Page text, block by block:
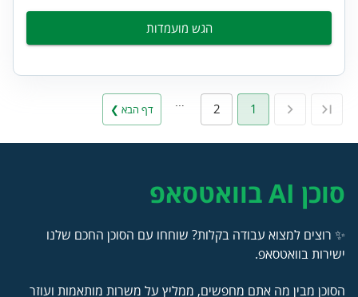
הגש מועמדות
1
2 דף הבא ❯
סוכן AI בוואטסאפ
✨ רוצים למצוא עבודה בקלות? שוחחו עם הסוכן החכם שלנו
ישירות בוואטסאפ.
הסוכן מבין מה אתם מחפשים, ממליץ על משרות מותאמות ועוזר